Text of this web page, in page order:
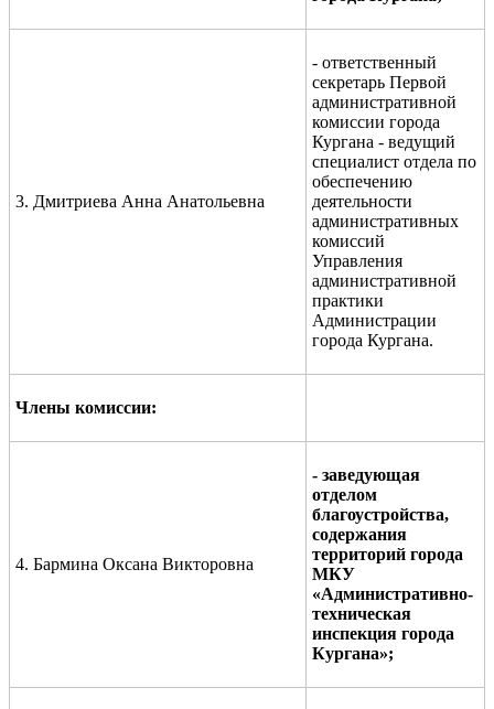
3. Дмитриева Анна Анатольевна
- ответственный
секретарь Первой
административной
комиссии города
Кургана - ведущий
специалист отдела по
обеспечению
деятельности
административных
комиссий
Управления
административной
практики
Администрации
города Кургана.
Члены комиссии:
4. Бармина Оксана Викторовна
- заведующая
отделом
благоустройства,
содержания
территорий города
МКУ
«Административно-
техническая
инспекция города
Кургана»;